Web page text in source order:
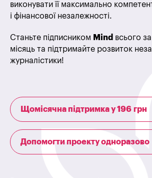
виконувати її максимально
і фінансової незалежності.
Станьте підписником Mind всього
місяць та підтримайте розвиток
журналістики!
Щомісячна підтримка у 196 грн
Допомогти проекту одноразово